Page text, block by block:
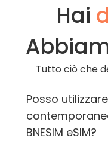
Hai
Tutto ciò che
Posso utilizzare
BNESIM eSIM?